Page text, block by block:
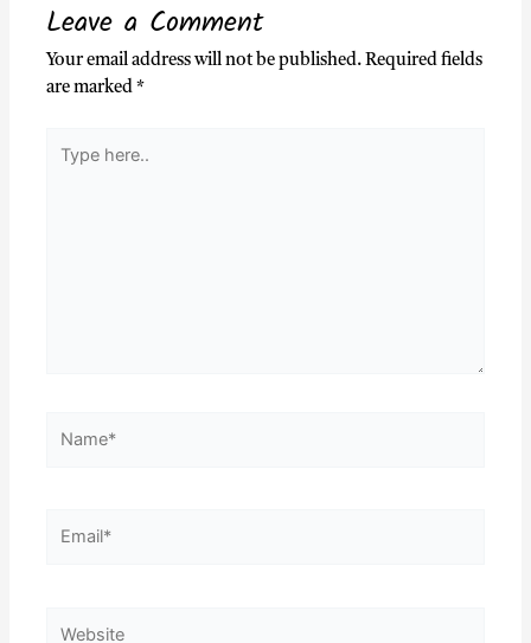
Leave a Comment
Your email address will not be published. Required fields
are marked*